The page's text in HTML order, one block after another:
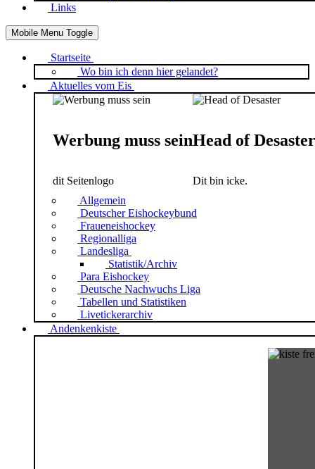
Links
Mobile Menu Toggle
Startseite
Wo bin ich denn hier gelandet?
Aktuelles vom Eis
Werbung muss sein
dit Seitenlogo
Head of Desaster
Dit bin icke.
Allgemein
Deutscher Eishockeybund
Fraueneishockey
Regionalliga
Landesliga
Statistik/Archiv
Para Eishockey
Deutsche Nachwuchs Liga
Tabellen und Statistiken
Livetickerarchiv
Andenkenkiste